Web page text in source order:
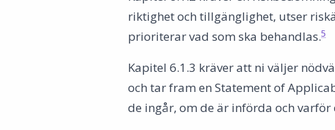
riktighet och tillgänglighet, utser
prioriterar vad som ska behandlas.5
Kapitel 6.1.3 kräver att ni väljer
och tar fram en Statement of
de ingår, om de är införda och